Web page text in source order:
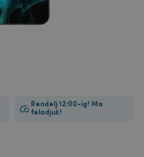
Rendelj 12:00-ig! Ma
feladjuk!